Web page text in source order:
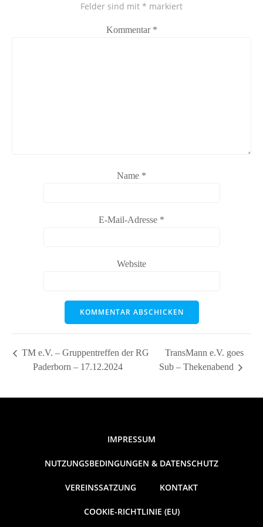
Felder sind mit * markiert
Kommentar *
Name *
E-Mail-Adresse *
Website
TM e.V. – Gruppentreffen der RG
Paderborn – 17.12.2024
TransMann e.V. goes
Sub – Thekenabend
IMPRESSUM
NUTZUNGSBEDINGUNGEN & DATENSCHUTZ
VEREINSSATZUNG KONTAKT
COOKIE-RICHTLINIE (EU)